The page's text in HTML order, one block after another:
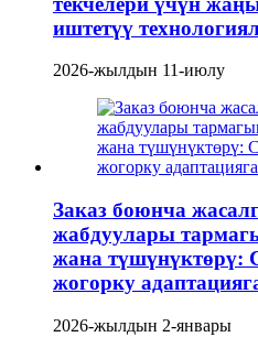
иштетүү
2026-жылдын 11-июлу
Заказ боюнча
жабдуулары
жана түшүнүктөрү:
жогорку
2026-жылдын 2-январы